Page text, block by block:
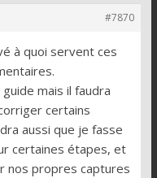
#7870
à quoi servent ces
guide mais il faudra
certains
aussi que je fasse
certaines étapes, et
nos propres captures